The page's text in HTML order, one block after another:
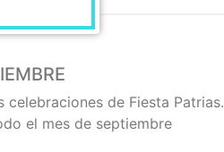
de Fiesta Patrias.
el mes de septiembre